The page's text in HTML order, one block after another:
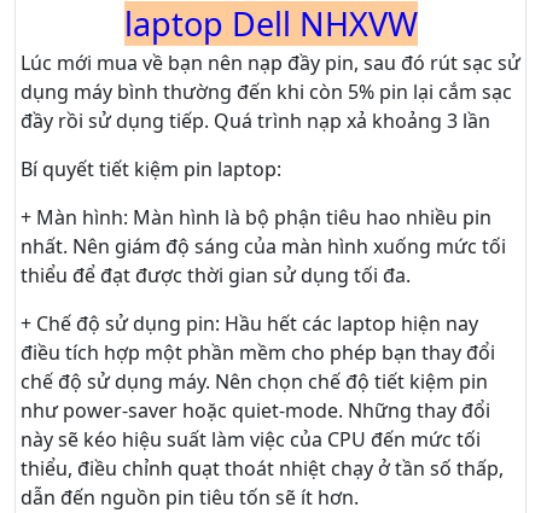
laptop Dell NHXVW
Lúc mới mua về bạn nên nạp đầy pin, sau đó rút sạc sử
dụng máy bình thường đến khi còn 5% pin lại cắm sạc
đầy rồi sử dụng tiếp. Quá trình nạp xả khoảng 3 lần
Bí quyết tiết kiệm pin laptop:
+ Màn hình: Màn hình là bộ phận tiêu hao nhiều pin
nhất. Nên giám độ sáng của màn hình xuống mức tối
thiểu để đạt được thời gian sử dụng tối đa.
+ Chế độ sử dụng pin: Hầu hết các laptop hiện nay
điều tích hợp một phần mềm cho phép bạn thay đổi
chế độ sử dụng máy. Nên chọn chế độ tiết kiệm pin
như power-saver hoặc quiet-mode. Những thay đổi
này sẽ kéo hiệu suất làm việc của CPU đến mức tối
thiểu, điều chỉnh quạt thoát nhiệt chạy ở tần số thấp,
dẫn đến nguồn pin tiêu tốn sẽ ít hơn.